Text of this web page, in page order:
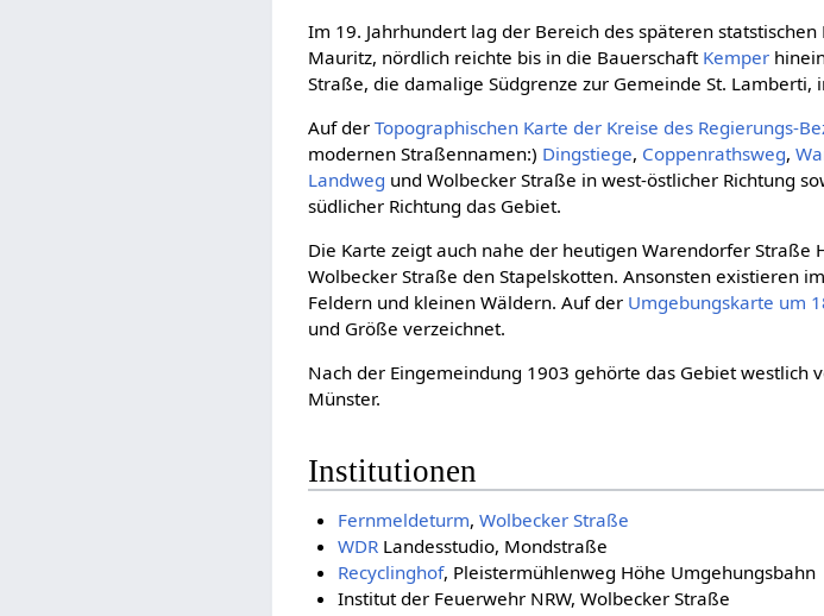
Im 19. Jahrhundert lag der Bereich des späteren
Mauritz, nördlich reichte bis in die Bauerschaft Kemper
Straße, die damalige Südgrenze zur Gemeinde St. Lamberti,
Auf derTopographischen Karte der Kreise des Regierungs-
modernen Straßennamen:) Dingstiege, Coppenrathsweg,
Landweg und Wolbecker Straße in west-östlicher Richtung
südlicher Richtung das Gebiet.
Die Karte zeigt auch nahe der heutigen Warendorfer
Wolbecker Straße den Stapelskotten. Ansonsten existieren
Feldern und kleinen Wäldern. Auf der Umgebungskarte um
und Größe verzeichnet.
Nach der Eingemeindung 1903 gehörte das Gebiet westlich
Münster.
Institutionen
Fernmeldeturm, Wolbecker Straße
WDRLandesstudio, Mondstraße
Recyclinghof, Pleistermühlenweg Höhe Umgehungsbahn
Institut der Feuerwehr NRW, Wolbecker Straße